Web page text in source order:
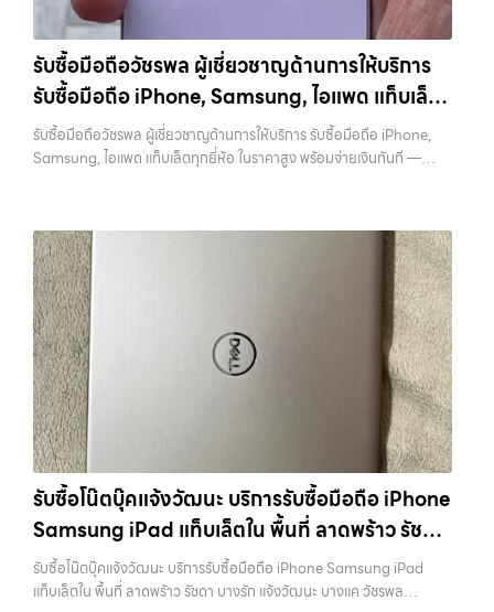
รับซื้อมือถือวัชรพล ผู้เชี่ยวชาญด้านการให้บริการ
รับซื้อมือถือ iPhone, Samsung, ไอแพด แท็บเล็ต
ทุกยี่ห้อ ในราคาสูง พร้อมจ่ายเงินทันที
รับซื้อมือถือวัชรพล ผู้เชี่ยวชาญด้านการให้บริการ รับซื้อมือถือ iPhone,
Samsung, ไอแพด แท็บเล็ตทุกยี่ห้อ ในราคาสูง พร้อมจ่ายเงินทันที —
วัชรพล รามอินทรา รับซื้อมือถือวัชรพล — ผู้เชี่ยวชาญด้านการให้บริการ รับ
ซื้อมือถือ iPhone, Samsung, ไอแพด แท็บเล็ตทุกยี่ห้อ ในราคาสูง พร้อม
จ่ายเงินทันที รับซื้อมือถือวัชรพล ผู้เชี่ยวชาญด้านการให้บริการ รับซื้อมือถือ
iPhone, Samsung, ไอแพด แท็บเล็ตทุกยี่ห้อ ในราคาสูง พร้อมจ่ายเงิน
ทันที บริการถึงพื้นที่… รับซื้อมือถือวัชรพล บริการถึงพื้นที่ เขตลาดพร้าว,
รัชดา, บางรัก, แจ้งวัฒนะ, บางแค, วัชรพล, รามอินทรา — นัดรับสะดวกทุก
เขต ประสบการณ์เหนือระดับกับการ รับซื้อไอโฟน, รับซื้อไอแพด, รับซื้อมือ
ถือ ยินดีต้อนรับสู่ “รับซื้อขายมือถือ.com” เว็บไซต์ที่คุณไว้วางใจได้ สำหรับ
บริการ รับซื้อ มือถือ iPhone, Samsung, iPad, แท็บเล็ต ทุกยี่ห้อ ให้ราคา
สูง พร้อมจ่ายเงินทันที ครอบคลุมพื้นที่ ลาดพร้าว, รัชดา, บางรัก,
แจ้งวัฒนะ, บางแค, วัชรพล, รามอินทรา และเขตกรุงเทพฯ ใกล้ “ใกล้ ฉัน”
ที่สุด ในยุคที่สมาร์ทโฟน แท็บเล็ต และอุปกรณ์ไอทีใหม่ๆ เปลี่ยนรุ่นกันแทบ
ทุกช่วงเวลา อุปกรณ์ที่คุณใช้แล้วอาจกลายเป็นของที่ไม่ได้ใช้งานอยู่เฉยๆ
เว็บไซต์ของเราจึงเกิดขึ้นเพื่อเป็นทางเลือกให้คุณสามารถเปลี่ยนอุปกรณ์ที่
รับซื้อมือถือ, รับซื้อโทรศัพท์, รับซื้อโน๊ตบุ๊ค, รับซื้อแท็บเล็ต, รับซื้อสินค้าไอที
กรุงเทพมหานคร อย่างครบวงจร ไม่ว่าคุณจะอยู่โซนเมืองหรือเขตชานเมือง
รับซื้อโน๊ตบุ๊คแจ้งวัฒนะ บริการรับซื้อมือถือ iPhone
Samsung iPad แท็บเล็ตใน พื้นที่ ลาดพร้าว รัชดา
บางรัก แจ้งวัฒนะ บางแค วัชรพล รามอินทรา
พร้อมจ่ายเงินทันที
รับซื้อโน๊ตบุ๊คแจ้งวัฒนะ บริการรับซื้อมือถือ iPhone Samsung iPad
แท็บเล็ตใน พื้นที่ ลาดพร้าว รัชดา บางรัก แจ้งวัฒนะ บางแค วัชรพล